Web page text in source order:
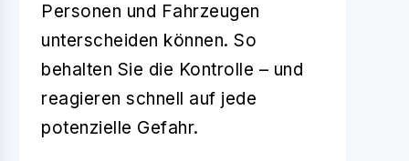
Personen und Fahrzeugen
unterscheiden können. So
behalten Sie die Kontrolle – und
reagieren schnell auf jede
potenzielle Gefahr.